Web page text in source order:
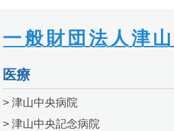
一般財団法人津
医療
> 津山中央病院
> 津山中央記念病院